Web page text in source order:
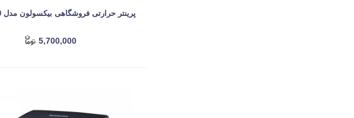
پرینتر حرارتی فروشگاهی بیکسولون مدل SRP-E300
5,700,000